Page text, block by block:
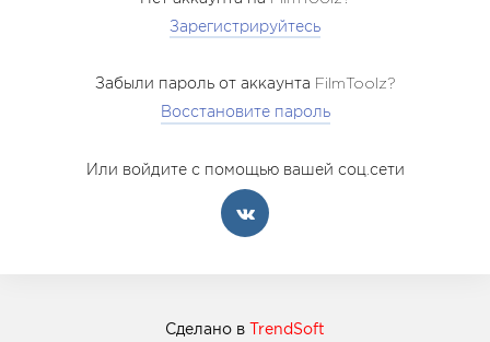
Зарегистрируйтесь
Забыли пароль от аккаунта FilmToolz?
Восстановите пароль
Или войдите с помощью вашей соц.сети
Сделано в TrendSoft